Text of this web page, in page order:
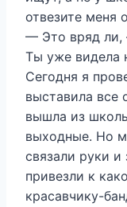
отвезите меня
— Это вряд ли,
Ты уже видела
Сегодня я
выставила все
вышла из
выходные. Но
связали руки и
привезли к
красавчику-